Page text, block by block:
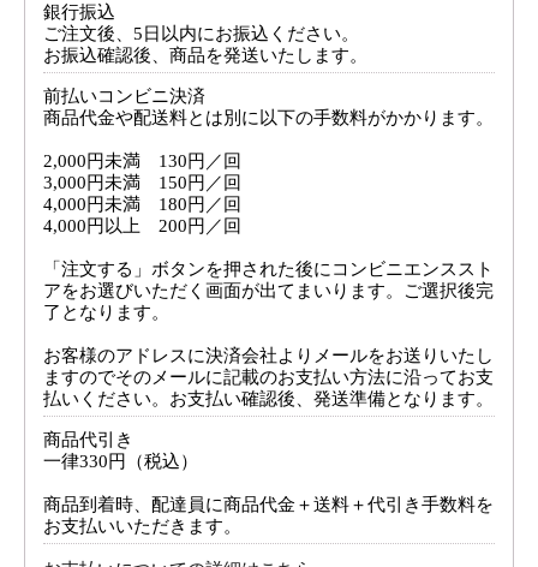
銀行振込
ご注文後、5日以内にお振込ください。
お振込確認後、商品を発送いたします。
前払いコンビニ決済
商品代金や配送料とは別に以下の手数料がかかります。
2,000円未満 130円／回
3,000円未満 150円／回
4,000円未満 180円／回
4,000円以上 200円／回
「注文する」ボタンを押された後にコンビニエンススト
アをお選びいただく画面が出てまいります。ご選択後完
了となります。
お客様のアドレスに決済会社よりメールをお送りいたし
ますのでそのメールに記載のお支払い方法に沿ってお支
払いください。お支払い確認後、発送準備となります。
商品代引き
一律330円（税込）
商品到着時、配達員に商品代金＋送料＋代引き手数料を
お支払いいただきます。